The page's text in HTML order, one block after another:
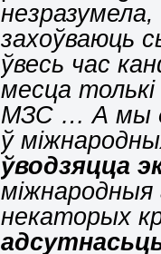
захоўваюць
ўвесь час
месца
МЗС … А мы
ў
ўводзяцца
міжнародныя
некаторых